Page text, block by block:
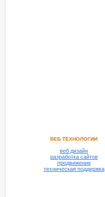
ВЕБ ТЕХНОЛОГИИ
веб дизайн
разработка сайтов
продвижение
техническая поддержка